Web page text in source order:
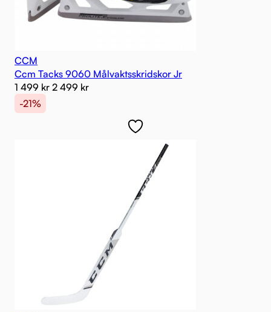
CCM
Ccm Tacks 9060 Målvaktsskridskor Jr
1 499 kr 2 499 kr
-21%